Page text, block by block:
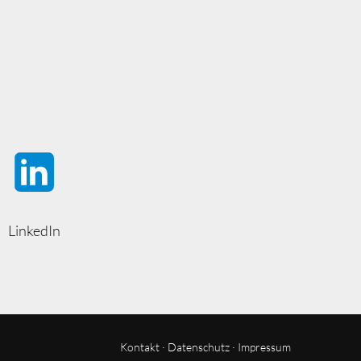
LinkedIn
Kontakt · Datenschutz · Impressum